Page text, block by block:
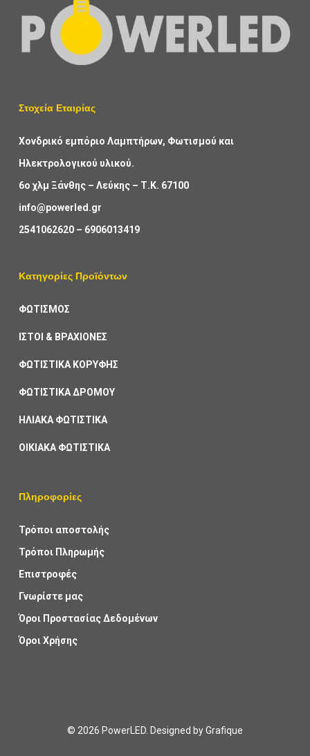
Στοχεία Εταιρίας
Χονδρικό εμπόριο Λαμπτήρων, Φωτισμού και
Ηλεκτρολογικού υλικού.
6ο χλμ Ξάνθης – Λεύκης – Τ.Κ. 67100
info@powerled.gr
2541062620– 6906013419
Κατηγορίες Προϊόντων
ΦΩΤΙΣΜΟΣ
ΙΣΤΟΙ & ΒΡΑΧΙΟΝΕΣ
ΦΩΤΙΣΤΙΚΑ ΚΟΡΥΦΗΣ
ΦΩΤΙΣΤΙΚΑ ΔΡΟΜΟΥ
ΗΛΙΑΚΑ ΦΩΤΙΣΤΙΚΑ
ΟΙΚΙΑΚΑ ΦΩΤΙΣΤΙΚΑ
Πληροφορίες
Τρόποι αποστολής
Τρόποι Πληρωμής
Επιστροφές
Γνωρίστε μας
Όροι Προστασίας Δεδομένων
Όροι Χρήσης
© 2026 PowerLED. Designed byGrafique